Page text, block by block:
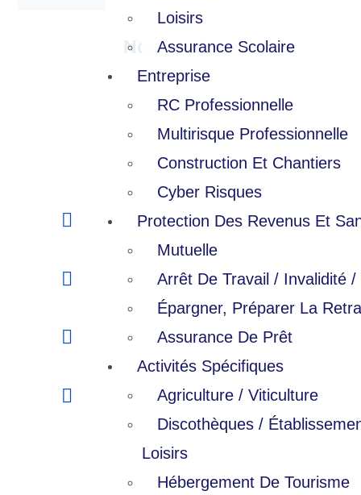
Loisirs
Assurance Scolaire
Entreprise
RC Professionnelle
Multirisque Professionnelle
Construction Et Chantiers
Cyber Risques
Protection Des Revenus Et
Mutuelle
Arrêt De Travail / Invalidité /
Épargner, Préparer La
Assurance De Prêt
Activités Spécifiques
Agriculture / Viticulture
Discothèques /
Loisirs
Hébergement De Tourisme
Nos services
Espace
Véhicule
Habitation
En savoir plus